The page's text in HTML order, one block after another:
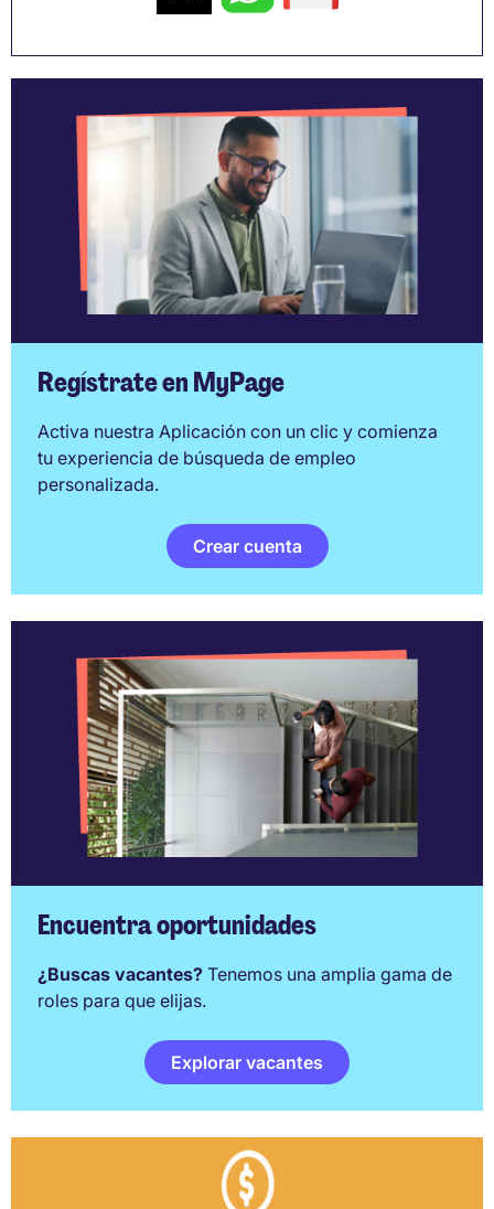
Regístrate en MyPage
Activa nuestra Aplicación con un clic y comienza
tu experiencia de búsqueda de empleo
personalizada.
Crear cuenta
Encuentra oportunidades
¿Buscas vacantes? Tenemos una amplia gama de
roles para que elijas.
Explorar vacantes